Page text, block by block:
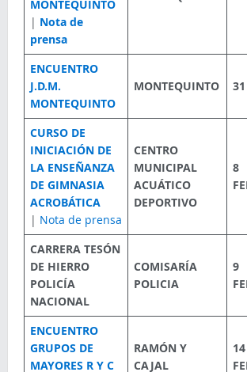
MONTEQUINTO
| Nota de
prensa
ENCUENTRO
J.D.M.
MONTEQUINTO
MONTEQUINTO
CURSO DE
INICIACIÓN DE
LA ENSEÑANZA
DE GIMNASIA
ACROBÁTICA
| Nota de prensa
CENTRO
MUNICIPAL
ACUÁTICO
DEPORTIVO
8
CARRERA TESÓN
DE HIERRO
POLICÍA
NACIONAL
COMISARÍA
POLICIA
9
ENCUENTRO
GRUPOS DE
MAYORES R Y C
RAMÓN Y
CAJAL
14